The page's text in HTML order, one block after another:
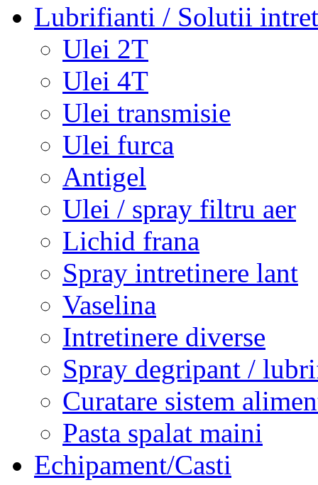
Lubrifianti / Solutii
Ulei 2T
Ulei 4T
Ulei transmisie
Ulei furca
Antigel
Ulei / spray filtru aer
Lichid frana
Spray intretinere lant
Vaselina
Intretinere diverse
Spray degripant /
Curatare sistem
Pasta spalat maini
Echipament/Casti